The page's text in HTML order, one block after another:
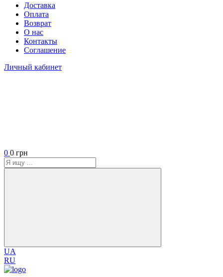
Доставка
Оплата
Возврат
О нас
Контакты
Соглашение
Личный кабинет
0 0 грн
UA
RU